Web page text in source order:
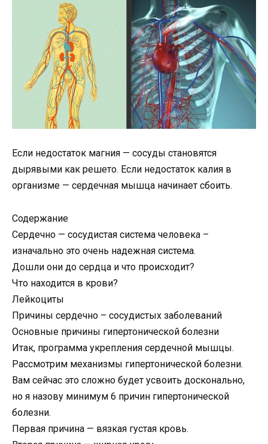
Если недостаток магния — сосуды становятся
дырявыми как решето. Если недостаток калия в
организме — сердечная мышца начинает сбоить.
Содержание
Сердечно — сосудистая система человека –
изначально это очень надежная система.
Дошли они до сердца и что происходит?
Что находится в крови?
Лейкоциты
Причины сердечно – сосудистых заболеваний
Основные причины гипертонической болезни
Итак, программа укрепления сердечной мышцы.
Рассмотрим механизмы гипертонической болезни.
Вам сейчас это сложно будет усвоить досконально,
но я назову минимум 6 причин гипертонической
болезни.
Первая причина — вязкая густая кровь.